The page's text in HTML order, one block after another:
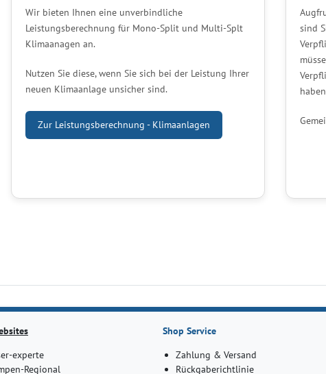
Wir bieten Ihnen eine unverbindliche
Leistungsberechnung für Mono-Split und Multi-Splt
Klimaanagen an.
Nutzen Sie diese, wenn Sie sich bei der Leistung Ihrer
neuen Klimaanlage unsicher sind.
Zur Leistungsberechnung - Klimaanlagen
sind
experte
Regional
Shop Service
Zahlung & Versand
Rückgaberichtlinie